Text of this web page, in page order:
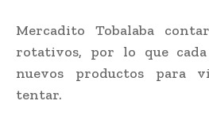
Mercadito Tobalaba
rotativos, por lo que
nuevos productos para
tentar.